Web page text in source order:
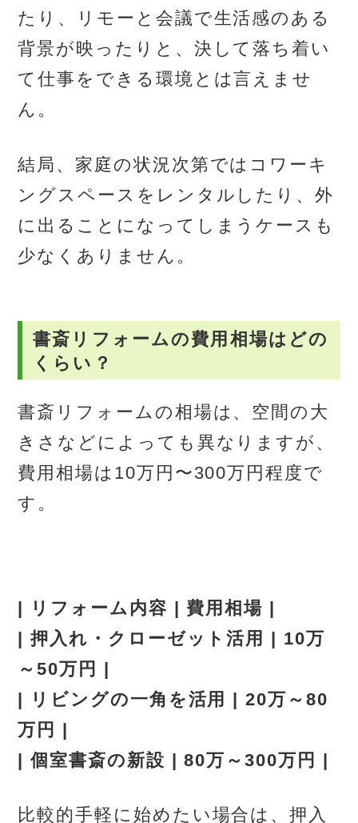
たり、リモーと会議で生活感のある
背景が映ったりと、決して落ち着い
て仕事をできる環境とは言えませ
ん。
結局、家庭の状況次第ではコワーキ
ングスペースをレンタルしたり、外
に出ることになってしまうケースも
少なくありません。
書斎リフォームの費用相場はどの
くらい？
書斎リフォームの相場は、空間の大
きさなどによっても異なりますが、
費用相場は10万円〜300万円程度で
す。
| リフォーム内容 | 費用相場 |
| 押入れ・クローゼット活用 | 10万
～50万円 |
| リビングの一角を活用 | 20万～80
万円 |
| 個室書斎の新設 | 80万～300万円 |
比較的手軽に始めたい場合は、押入